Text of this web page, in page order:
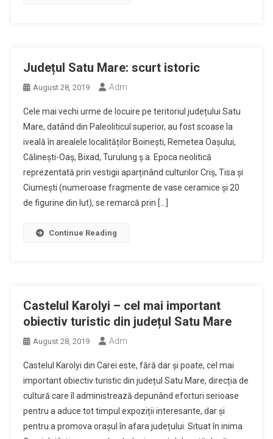
Județul Satu Mare: scurt istoric
August 28, 2019 Adm
Cele mai vechi urme de locuire pe teritoriul județului Satu
Mare, datând din Paleoliticul superior, au fost scoase la
iveală în arealele localităților Boinești, Remetea Oașului,
Călinești-Oaș, Bixad, Turulung ș.a. Epoca neolitică
reprezentată prin vestigii aparținând culturilor Criș, Tisa și
Ciumești (numeroase fragmente de vase ceramice și 20
de figurine din lut), se remarcă prin […]
Continue Reading
Castelul Karolyi – cel mai important
obiectiv turistic din județul Satu Mare
August 28, 2019 Adm
Castelul Karolyi din Carei este, fără dar și poate, cel mai
important obiectiv turistic din județul Satu Mare, direcția de
cultură care îl administrează depunând eforturi serioase
pentru a aduce tot timpul expoziții interesante, dar și
pentru a promova orașul în afara județului. Situat în inima